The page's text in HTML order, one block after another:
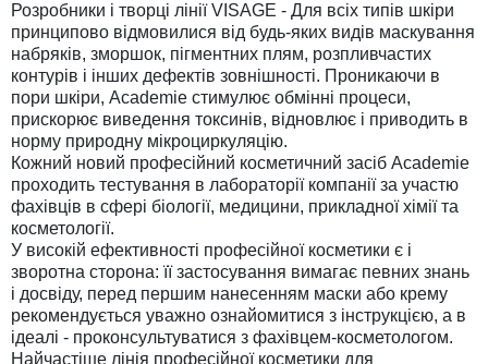
Розробники і творці лінії VISAGE - Для всіх типів шкіри
принципово відмовилися від будь-яких видів маскування
набряків, зморшок, пігментних плям, розпливчастих
контурів і інших дефектів зовнішності. Проникаючи в
пори шкіри, Academie стимулює обмінні процеси,
прискорює виведення токсинів, відновлює і приводить в
норму природну мікроциркуляцію.
Кожний новий професійний косметичний засіб Academie
проходить тестування в лабораторії компанії за участю
фахівців в сфері біології, медицини, прикладної хімії та
косметології.
У високій ефективності професійної косметики є і
зворотна сторона: її застосування вимагає певних знань
і досвіду, перед першим нанесенням маски або крему
рекомендується уважно ознайомитися з інструкцією, а в
ідеалі - проконсультуватися з фахівцем-косметологом.
Найчастіше лінія професійної косметики для